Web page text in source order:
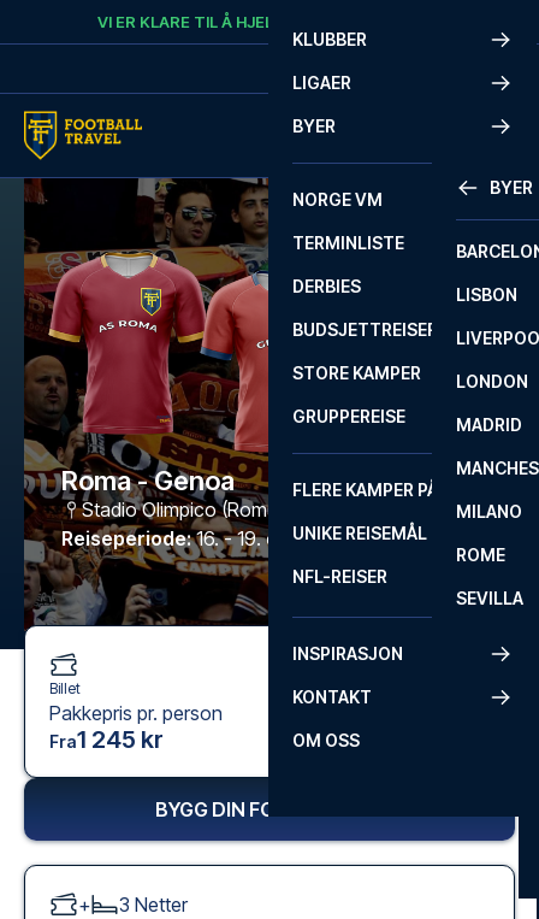
Skip to contentVI ER KLARE TIL Å HJELPE
KLUBBER
LIGAER
BYER
BYER
LISBON
LONDON
MADRID
MILANO
ROME
SEVILLA
NORGE VM
TERMINLISTE
DERBIES
BUDSJETTREISER
STORE KAMPER
GRUPPEREISE
FLERE KAMPER PÅ ÉN REISE
UNIKE REISEMÅL
NFL-REISER
INSPIRASJON
KONTAKT
OM OSS
Roma - Genoa
Stadio Olimpico (Roma)
Reiseperiode: 16. - 19. okt. 2026
Billet
Pakkepris pr. person
Fra1 245 kr
BYGG DIN FOTBALLREISE
+ 3 Netter